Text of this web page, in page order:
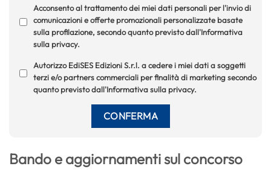
Acconsento al trattamento dei miei dati personali per l'invio di
comunicazioni e offerte promozionali personalizzate basate
sulla profilazione, secondo quanto previsto dall'Informativa
sulla privacy.
Autorizzo EdiSES Edizioni S.r.l. a cedere i miei dati a soggetti
terzi e/o partners commerciali per finalità di marketing secondo
quanto previsto dall'Informativa sulla privacy.
Bando e aggiornamenti sul concorso